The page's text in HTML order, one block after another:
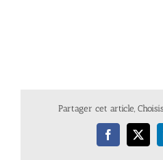
Partager cet article,
Facebook
X